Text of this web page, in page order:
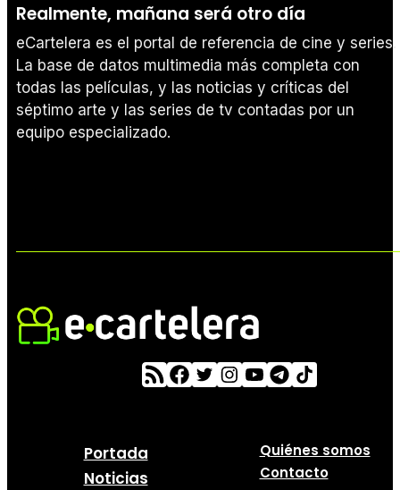
Realmente, mañana será otro día
eCartelera es el portal de referencia de cine y series.
La base de datos multimedia más completa con
todas las películas, y las noticias y críticas del
séptimo arte y las series de tv contadas por un
equipo especializado.
Portada
Noticias
Quiénes somos
Contacto